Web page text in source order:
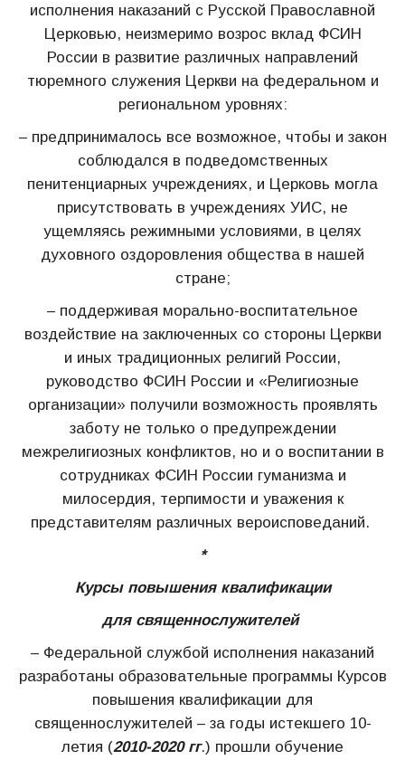
исполнения наказаний с Русской Православной
Церковью, неизмеримо возрос вклад ФСИН
России в развитие различных направлений
тюремного служения Церкви на федеральном и
региональном уровнях:
– предпринималось все возможное, чтобы и закон
соблюдался в подведомственных
пенитенциарных учреждениях, и Церковь могла
присутствовать в учреждениях УИС, не
ущемляясь режимными условиями, в целях
духовного оздоровления общества в нашей
стране;
– поддерживая морально-воспитательное
воздействие на заключенных со стороны Церкви
и иных традиционных религий России,
руководство ФСИН России и «Религиозные
организации» получили возможность проявлять
заботу не только о предупреждении
межрелигиозных конфликтов, но и о воспитании в
сотрудниках ФСИН России гуманизма и
милосердия, терпимости и уважения к
представителям различных вероисповеданий.
*
Курсы повышения квалификации
для священнослужителей
– Федеральной службой исполнения наказаний
разработаны образовательные программы Курсов
повышения квалификации для
священнослужителей – за годы истекшего 10-
летия (2010-2020 гг.) прошли обучение